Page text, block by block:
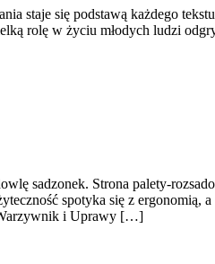
staje się podstawą każdego
rolę w życiu młodych ludzi
sadzonek. Strona palety-
spotyka się z ergonomią,
Warzywnik i Uprawy […]